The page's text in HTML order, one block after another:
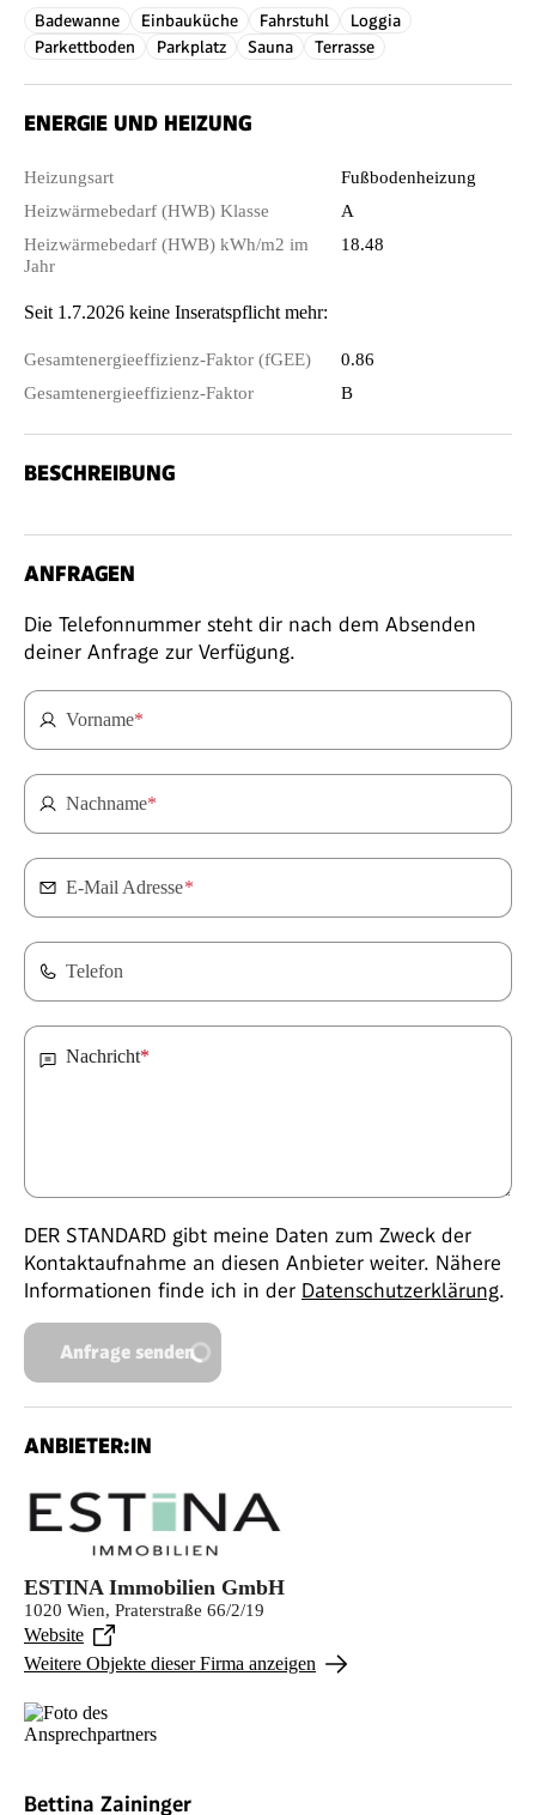
Badewanne Einbauküche Fahrstuhl
Loggia
Parkettboden
Parkplatz Sauna Terrasse
ENERGIE UND HEIZUNG
Heizungsart
Fußbodenheizung
Heizwärmebedarf (HWB) Klasse
A
Heizwärmebedarf (HWB) kWh/m2 im
Jahr
18.48
Seit 1.7.2026 keine Inseratspflicht mehr:
Gesamtenergieeffizienz-Faktor (fGEE)
0.86
Gesamtenergieeffizienz-Faktor
B
BESCHREIBUNG
ANFRAGEN
Die Telefonnummer steht dir nach dem Absenden
deiner Anfrage zur Verfügung.
Vorname*
Nachname*
E-Mail Adresse*
Telefon
Nachricht*
DER STANDARD gibt meine Daten zum Zweck der
Kontaktaufnahme an diesen Anbieter weiter. Nähere
Informationen finde ich in der Datenschutzerklärung.
Anfrage senden
ANBIETER:IN
ESTINA Immobilien GmbH
1020 Wien, Praterstraße 66/2/19
Website
Weitere Objekte dieser Firma anzeigen
Bettina Zaininger